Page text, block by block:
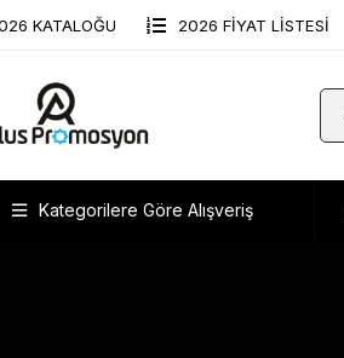
KATALOĞU 2026 FİYAT LİSTESİ
Kategorilere Göre Alışveriş